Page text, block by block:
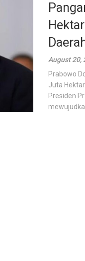
August 20,
Prabowo
Juta
Presiden